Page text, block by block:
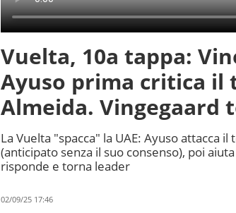
Vuelta, 10a tappa:
Ayuso prima critica il
Almeida. Vingegaard
La Vuelta "spacca" la UAE: Ayuso attacca
(anticipato senza il suo consenso), poi
risponde e torna leader
02/09/25 17:46